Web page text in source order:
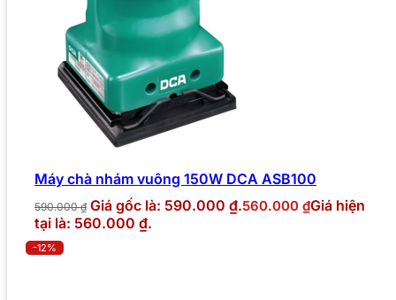
Máy chà nhám vuông 150W DCA ASB100
590.000₫ Giá gốc là: 590.000 ₫.560.000 ₫Giá hiện
tại là: 560.000 ₫.
-12%